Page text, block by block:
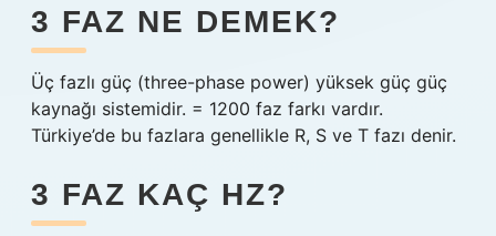
3 FAZ NE DEMEK?
Üç fazlı güç (three-phase power) yüksek güç güç
kaynağı sistemidir. = 1200 faz farkı vardır.
Türkiye’de bu fazlara genellikle R, S ve T fazı denir.
3 FAZ KAÇ HZ?